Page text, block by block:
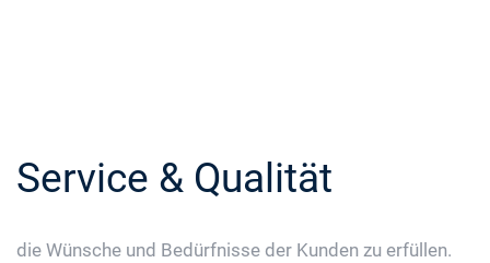
Service & Qualität
die Wünsche und Bedürfnisse der Kunden zu erfüllen.